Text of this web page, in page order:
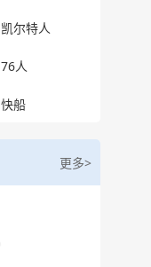
凯尔特人
76人
快船
更多>